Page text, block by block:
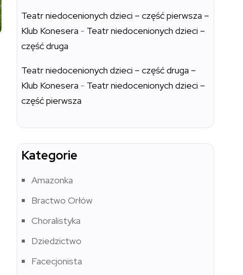
Teatr niedocenionych dzieci – część pierwsza –
Klub Konesera - Teatr niedocenionych dzieci –
część druga
Teatr niedocenionych dzieci – część druga –
Klub Konesera - Teatr niedocenionych dzieci –
część pierwsza
Kategorie
Amazonka
Bractwo Orłów
Choralistyka
Dziedzictwo
Facecjonista